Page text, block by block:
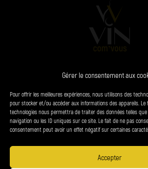
Gérer le consentement aux
Pour offrir les meilleures expériences, nous utilisons des
pour stocker et/ou accéder aux informations des appareils. Le
technologies nous permettra de traiter des données telles
navigation ou les ID uniques sur ce site. Le fait de ne pas
consentement peut avoir un effet négatif sur certaines
Accepter
VINS CHAMPAGNES
PRODUITS DU TERROIR
38 chemin du panorama - le Bourg 24310
denis.petrel@vin-com-